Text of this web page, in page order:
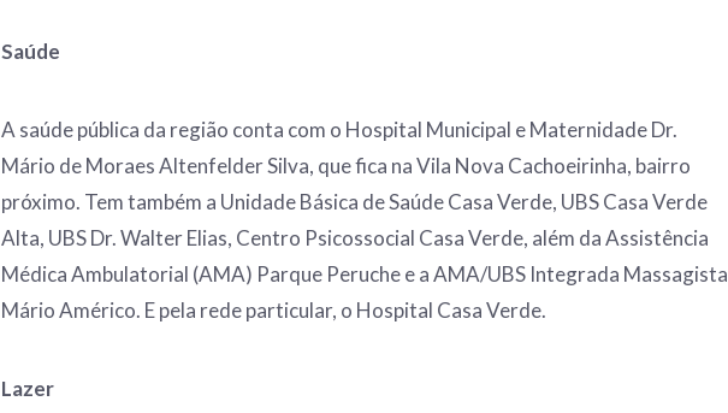
Saúde
A saúde pública da região conta com o Hospital Municipal e Maternidade Dr.
Mário de Moraes Altenfelder Silva, que fica na Vila Nova Cachoeirinha, bairro
próximo. Tem também a Unidade Básica de Saúde Casa Verde, UBS Casa Verde
Alta, UBS Dr. Walter Elias, Centro Psicossocial Casa Verde, além da Assistência
Médica Ambulatorial (AMA) Parque Peruche e a AMA/UBS Integrada Massagista
Mário Américo. E pela rede particular, o Hospital Casa Verde.
Lazer